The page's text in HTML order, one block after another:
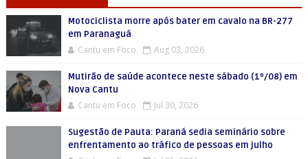
Motociclista morre após bater em cavalo na BR-277
em Paranaguá
Cantu em Foco Aug 03, 2026
Mutirão de saúde acontece neste sábado (1º/08) em
Nova Cantu
Cantu em Foco Jul 30, 2026
Sugestão de Pauta: Paraná sedia seminário sobre
enfrentamento ao tráfico de pessoas em julho